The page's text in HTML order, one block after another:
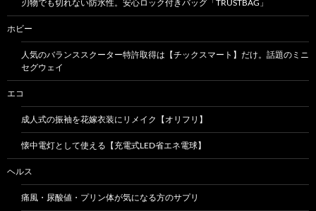
刃物でも切れない防水性。安心ロック付きバッグ「TRUSTBAG」
ホビー
人気のバランススクーター特許取得は【チックスマート】だけ。話題のミニ
セグウェイ
エコ
成人式の振袖を花嫁衣装にリメイク【オリフリ】
懐中電灯として使える【充電式LED省エネ電球】
ヘルス
痛風・尿酸値・プリン体が気になる方のサプリ